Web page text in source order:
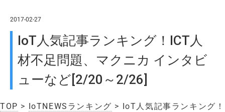
2017-02-27
IoT人気記事ランキング！ICT人
材不足問題、マクニカ インタビ
ューなど[2/20～2/26]
TOP > IoTNEWSランキング > IoT人気記事ランキング！